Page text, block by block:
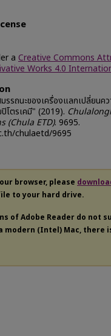
a Creative Commons
Works 4.0
รถนะของเครื่องแลกเปลี่ยนค
โตรเคมี" (2019).
(Chula ETD). 9695.
chulaetd/9695
browser, please
to your hard drive.
of Adobe Reader do not
modern (Intel) Mac,